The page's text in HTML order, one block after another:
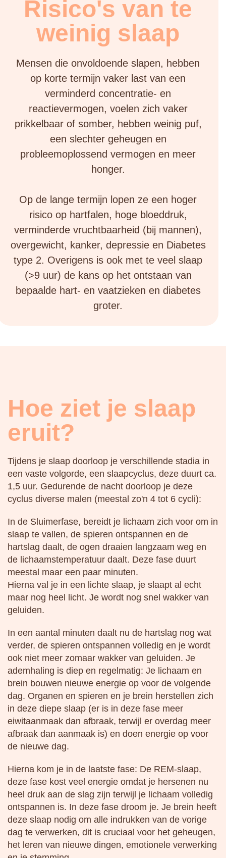
Risico's van te
weinig slaap
Mensen die onvoldoende slapen, hebben
op korte termijn vaker last van een
verminderd concentratie- en
reactievermogen, voelen zich vaker
prikkelbaar of somber, hebben weinig puf,
een slechter geheugen en
probleemoplossend vermogen en meer
honger.
Op de lange termijn lopen ze een hoger
risico op hartfalen, hoge bloeddruk,
verminderde vruchtbaarheid (bij mannen),
overgewicht, kanker, depressie en Diabetes
type 2. Overigens is ook met te veel slaap
(>9 uur) de kans op het ontstaan van
bepaalde hart- en vaatzieken en diabetes
groter.
Hoe ziet je slaap
eruit?
Tijdens je slaap doorloop je verschillende stadia in
een vaste volgorde, een slaapcyclus, deze duurt ca.
1,5 uur. Gedurende de nacht doorloop je deze
cyclus diverse malen (meestal zo'n 4 tot 6 cycli):
In de Sluimerfase, bereidt je lichaam zich voor om in
slaap te vallen, de spieren ontspannen en de
hartslag daalt, de ogen draaien langzaam weg en
de lichaamstemperatuur daalt. Deze fase duurt
meestal maar een paar minuten.
Hierna val je in een lichte slaap, je slaapt al echt
maar nog heel licht. Je wordt nog snel wakker van
geluiden.
In een aantal minuten daalt nu de hartslag nog wat
verder, de spieren ontspannen volledig en je wordt
ook niet meer zomaar wakker van geluiden. Je
ademhaling is diep en regelmatig: Je lichaam en
brein bouwen nieuwe energie op voor de volgende
dag. Organen en spieren en je brein herstellen zich
in deze diepe slaap (er is in deze fase meer
eiwitaanmaak dan afbraak, terwijl er overdag meer
afbraak dan aanmaak is) en doen energie op voor
de nieuwe dag.
Hierna kom je in de laatste fase: De REM-slaap,
deze fase kost veel energie omdat je hersenen nu
heel druk aan de slag zijn terwijl je lichaam volledig
ontspannen is. In deze fase droom je. Je brein heeft
deze slaap nodig om alle indrukken van de vorige
dag te verwerken, dit is cruciaal voor het geheugen,
het leren van nieuwe dingen, emotionele verwerking